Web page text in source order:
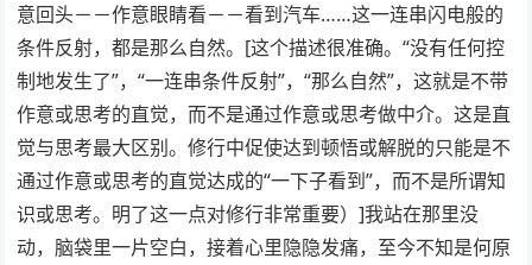
意回头－－作意眼睛看－－看到汽车……这一连串闪电般的
条件反射，都是那么自然。[这个描述很准确。“没有任何控
制地发生了”，“一连串条件反射”，“那么自然”，这就是不带
作意或思考的直觉，而不是通过作意或思考做中介。这是直
觉与思考最大区别。修行中促使达到顿悟或解脱的只能是不
通过作意或思考的直觉达成的“一下子看到”，而不是所谓知
识或思考。明了这一点对修行非常重要）]我站在那里没
动，脑袋里一片空白，接着心里隐隐发痛，至今不知是何原